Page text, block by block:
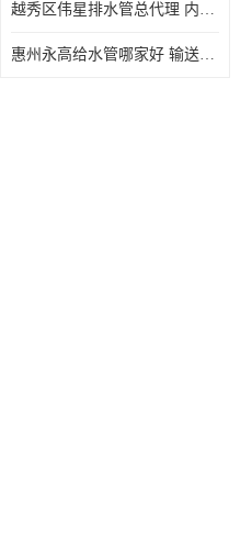
越秀区伟星排水管总代理 内部表面光滑 大功率 效率高
惠州永高给水管哪家好 输送能力强 方便施工和运输